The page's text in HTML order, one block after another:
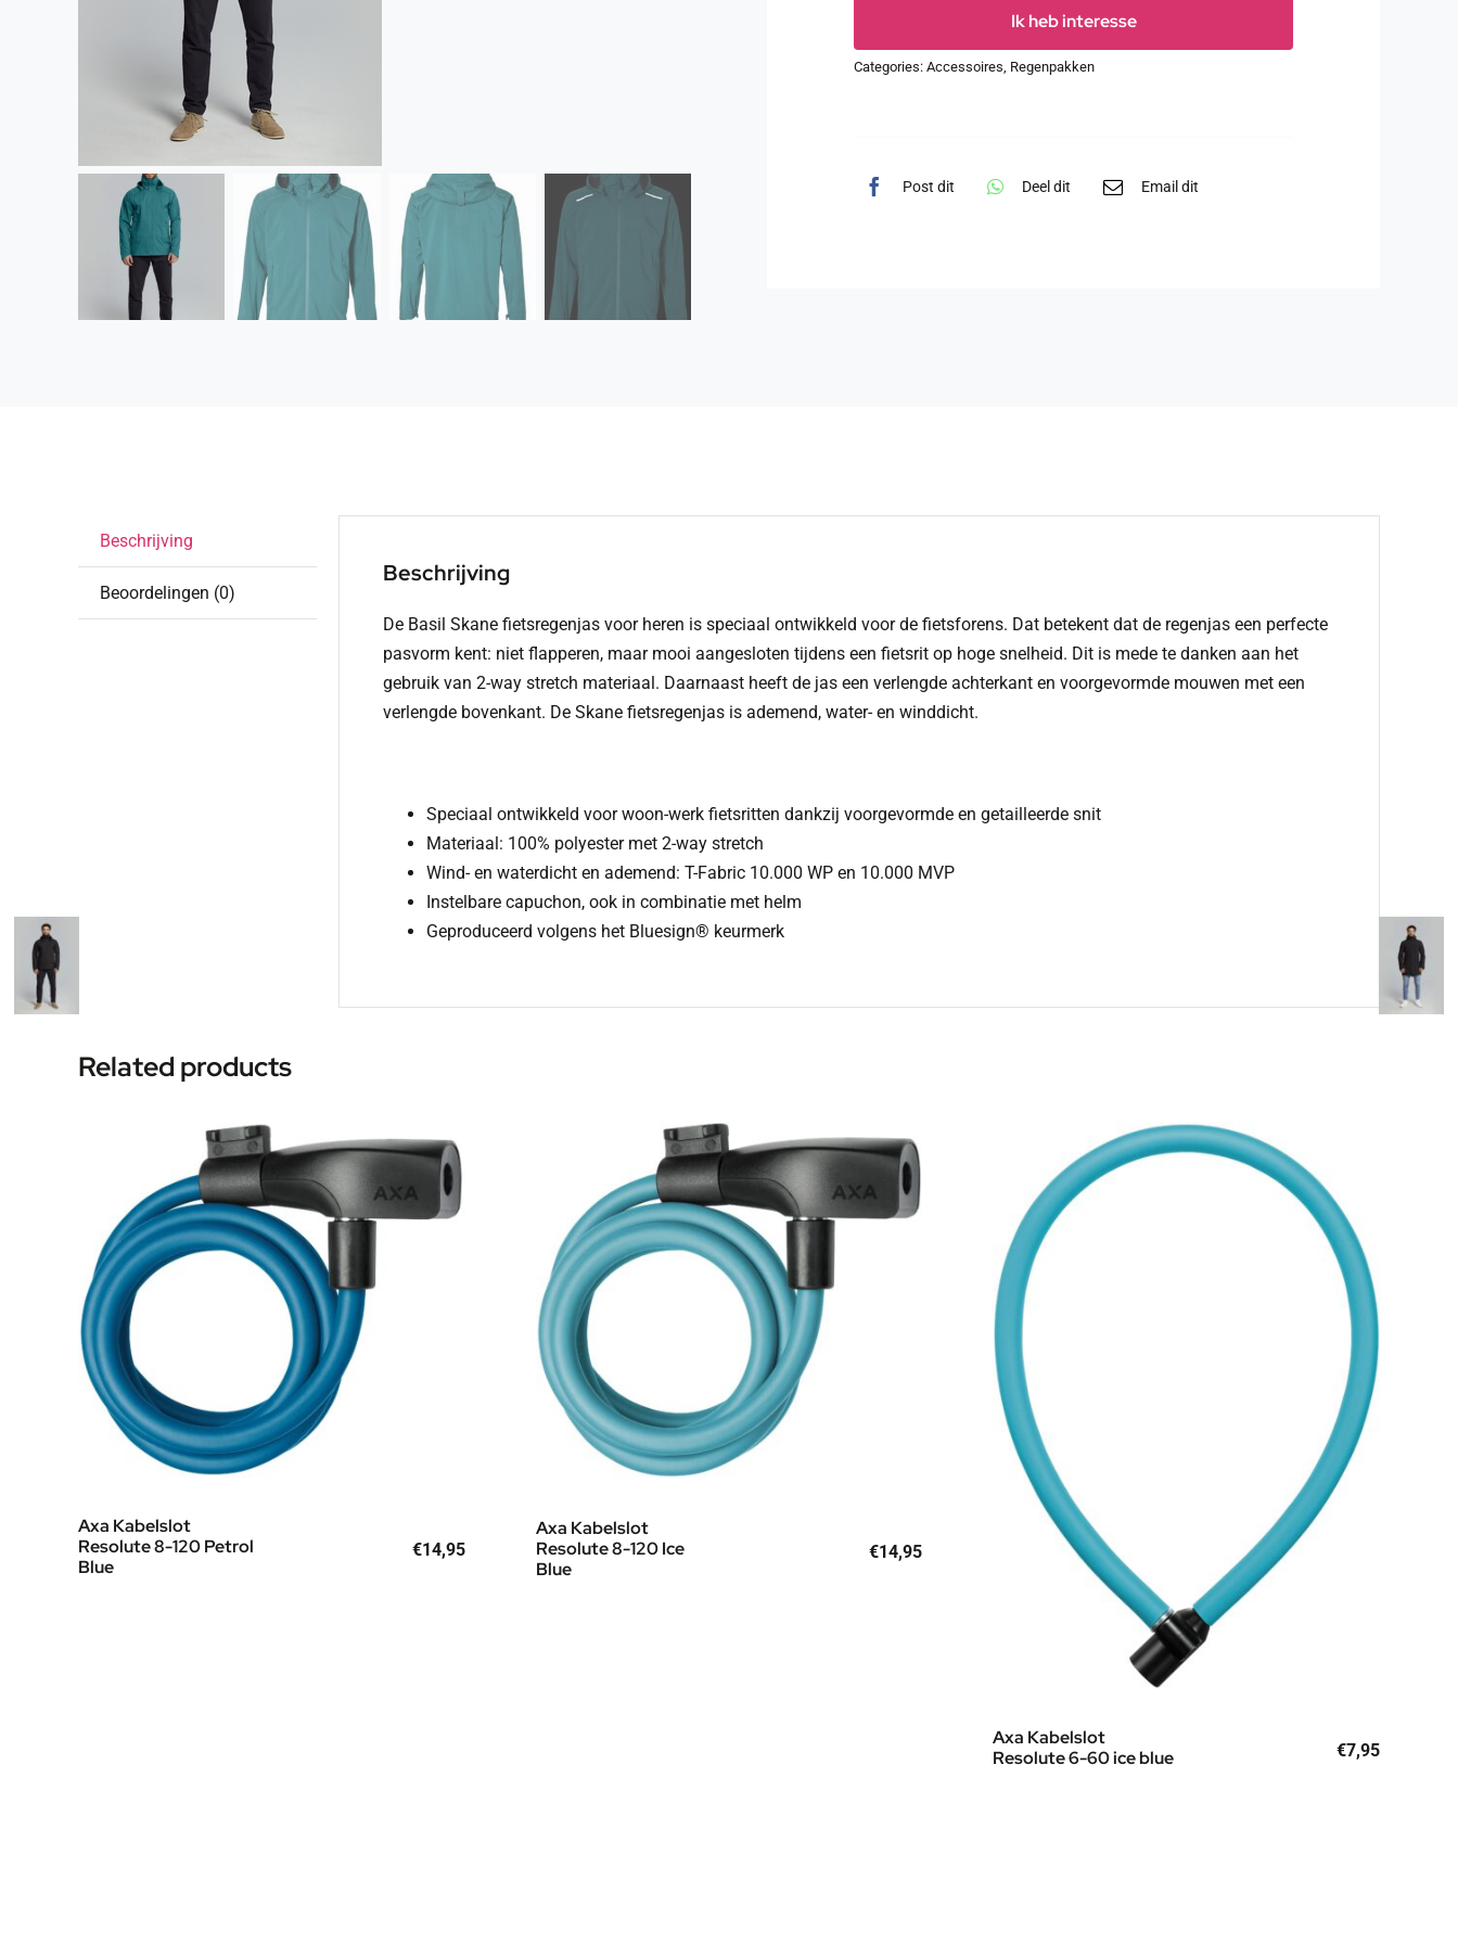
Ik heb interesse
Categories: Accessoires Regenpakken
Post dit Deel dit Email dit
Beschrijving
Beoordelingen (0)
Beschrijving
De Basil Skane fietsregenjas voor heren is speciaal ontwikkeld voor de fietsforens. Dat betekent dat de regenjas een perfecte
pasvorm kent: niet flapperen, maar mooi aangesloten tijdens een fietsrit op hoge snelheid. Dit is mede te danken aan het
gebruik van 2-way stretch materiaal. Daarnaast heeft de jas een verlengde achterkant en voorgevormde mouwen met een
verlengde bovenkant. De Skane fietsregenjas is ademend, water- en winddicht.
Speciaal ontwikkeld voor woon-werk fietsritten dankzij voorgevormde en getailleerde snit
Materiaal: 100% polyester met 2-way stretch
Wind- en waterdicht en ademend: T-Fabric 10.000 WP en 10.000 MVP
Instelbare capuchon, ook in combinatie met helm
Geproduceerd volgens het Bluesign® keurmerk
Related products
Axa Kabelslot
Resolute 8-120 Petrol
Blue
€14,95
Axa Kabelslot
Resolute 8-120 Ice
Blue
€14,95
Axa Kabelslot
Resolute 6-60 ice blue
€7,95